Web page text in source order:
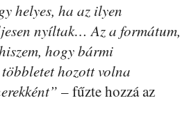
helyes, ha az ilyen
nyíltak… Az a formátum,
hogy bármi
hozott volna
– fűzte hozzá az